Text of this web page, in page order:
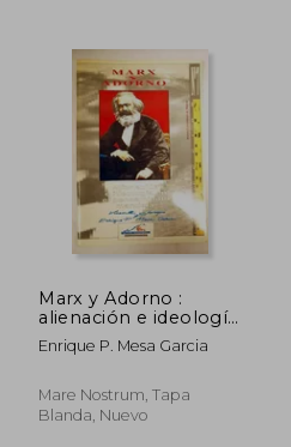
Marx y Adorno :
alienación e ideología
en el pensamiento
marxista
Enrique P. Mesa Garcia
Mare Nostrum, Tapa
Blanda, Nuevo